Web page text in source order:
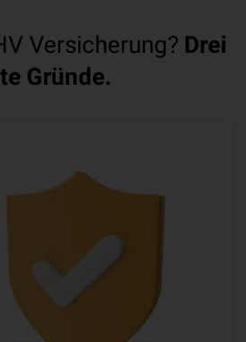
Versicherung? Drei
Gründe.